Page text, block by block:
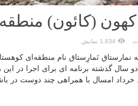
(کائون)
1,834 نمایش
نَمارِستاق نام منطقه‌ای
سال گذشته برنامه ای برای اجرا در
امسال با همراهی چند دوست در